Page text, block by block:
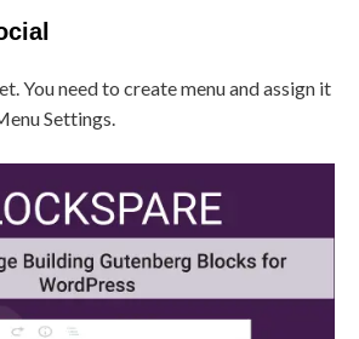
You need to create menu and assign it
Settings.